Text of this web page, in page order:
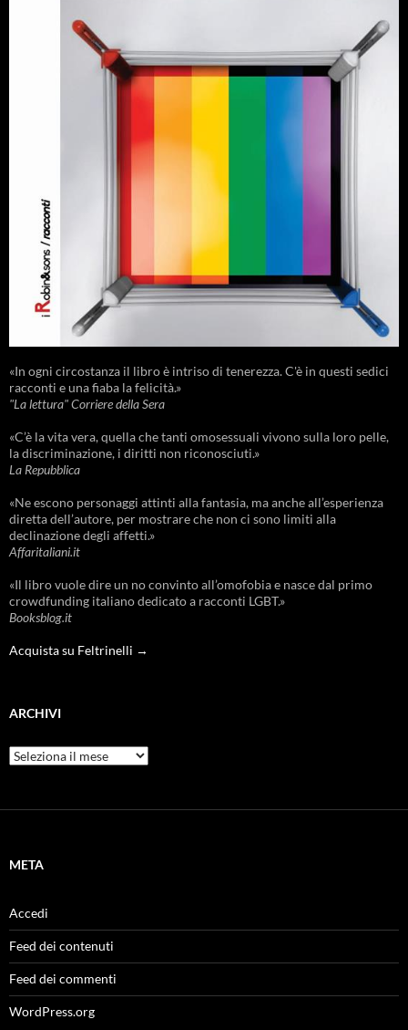
«In ogni circostanza il libro è intriso di tenerezza. C'è in questi sedici
racconti e una fiaba la felicità.»
"La lettura" Corriere della Sera
«C’è la vita vera, quella che tanti omosessuali vivono sulla loro pelle,
la discriminazione, i diritti non riconosciuti.»
La Repubblica
«Ne escono personaggi attinti alla fantasia, ma anche all’esperienza
diretta dell’autore, per mostrare che non ci sono limiti alla
declinazione degli affetti.»
Affaritaliani.it
«Il libro vuole dire un no convinto all’omofobia e nasce dal primo
crowdfunding italiano dedicato a racconti LGBT.»
Booksblog.it
Acquista su Feltrinelli →
ARCHIVI
Archivi
META
Accedi
Feed dei contenuti
Feed dei commenti
WordPress.org